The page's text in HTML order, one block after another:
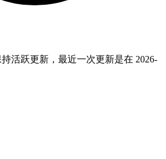
活跃更新，最近一次更新是在 2026-